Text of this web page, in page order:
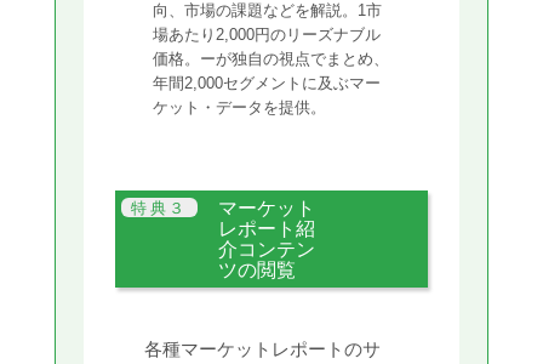
向、市場の課題などを解説。1市
場あたり2,000円のリーズナブル
価格。ーが独自の視点でまとめ、
年間2,000セグメントに及ぶマー
ケット・データを提供。
マーケット
レポート紹
介コンテン
ツの閲覧
各種マーケットレポートのサ